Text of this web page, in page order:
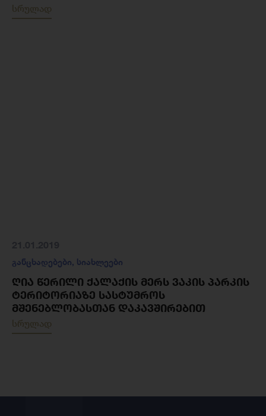
სრულად
განცხადებები, სიახლეები
ᲦᲘᲐ ᲬᲔᲠᲘᲚᲘ ᲥᲐᲚᲐᲥᲘᲡ ᲛᲔᲠᲡ ᲕᲐᲙᲘᲡ ᲞᲐᲠᲙᲘᲡ
ᲢᲔᲠᲘᲢᲝᲠᲘᲐᲖᲔ ᲡᲐᲡᲢᲣᲛᲠᲝᲡ
ᲛᲨᲔᲜᲔᲑᲚᲝᲑᲐᲡᲗᲐᲜ ᲓᲐᲙᲐᲕᲨᲘᲠᲔᲑᲘᲗ
სრულად